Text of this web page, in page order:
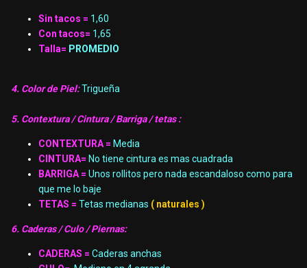
Sin tacos = 1,60
Con tacos= 1,65
Talla= PROMEDIO
4. Color de Piel:Trigueña
5. Contextura / Cintura / Barriga / tetas :
CONTEXTURA = Media
CINTURA= No tiene cintura es mas cuadrada
BARRIGA = Unos rollitos pero nada escandaloso como para
que me lo baje
TETAS = Tetas medianas ( naturales )
6. Caderas / Culo / Piernas:
CADERAS = Caderas anchas